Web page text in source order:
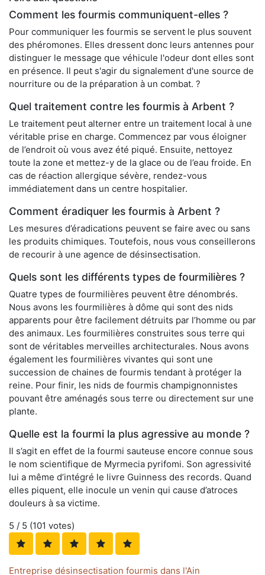
Comment les fourmis communiquent-elles ?
Pour communiquer les fourmis se servent le plus souvent
des phéromones. Elles dressent donc leurs antennes pour
distinguer le message que véhicule l'odeur dont elles sont
en présence. Il peut s'agir du signalement d'une source de
nourriture ou de la préparation à un combat. ?
Quel traitement contre les fourmis à Arbent ?
Le traitement peut alterner entre un traitement local à une
véritable prise en charge. Commencez par vous éloigner
de l’endroit où vous avez été piqué. Ensuite, nettoyez
toute la zone et mettez-y de la glace ou de l’eau froide. En
cas de réaction allergique sévère, rendez-vous
immédiatement dans un centre hospitalier.
Comment éradiquer les fourmis à Arbent ?
Les mesures d’éradications peuvent se faire avec ou sans
les produits chimiques. Toutefois, nous vous conseillerons
de recourir à une agence de désinsectisation.
Quels sont les différents types de fourmilières ?
Quatre types de fourmilières peuvent être dénombrés.
Nous avons les fourmilières à dôme qui sont des nids
apparents pour être facilement détruits par l’homme ou par
des animaux. Les fourmilières construites sous terre qui
sont de véritables merveilles architecturales. Nous avons
également les fourmilières vivantes qui sont une
succession de chaines de fourmis tendant à protéger la
reine. Pour finir, les nids de fourmis champignonnistes
pouvant être aménagés sous terre ou directement sur une
plante.
Quelle est la fourmi la plus agressive au monde ?
Il s’agit en effet de la fourmi sauteuse encore connue sous
le nom scientifique de Myrmecia pyrifomi. Son agressivité
lui a même d’intégré le livre Guinness des records. Quand
elles piquent, elle inocule un venin qui cause d’atroces
douleurs à sa victime.
5 / 5 (101 votes)
Entreprise désinsectisation fourmis dans l'Ain